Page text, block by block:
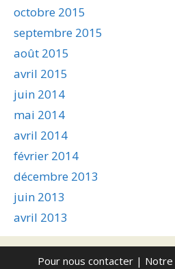
octobre 2015
septembre 2015
août 2015
avril 2015
juin 2014
mai 2014
avril 2014
février 2014
décembre 2013
juin 2013
avril 2013
Pour nous contacter| Notre